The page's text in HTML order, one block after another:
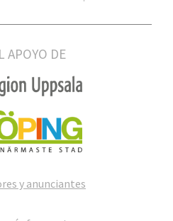
APOYO DE
y anunciantes